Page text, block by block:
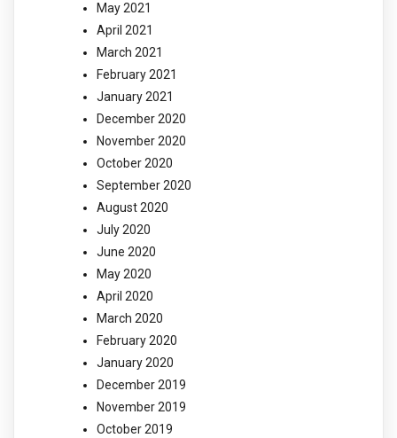
May 2021
April 2021
March 2021
February 2021
January 2021
December 2020
November 2020
October 2020
September 2020
August 2020
July 2020
June 2020
May 2020
April 2020
March 2020
February 2020
January 2020
December 2019
November 2019
October 2019